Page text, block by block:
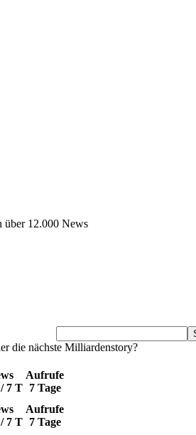
über 12.000 News
die nächste Milliardenstory?
7 T
Aufrufe
7 Tage
7 T
Aufrufe
7 Tage